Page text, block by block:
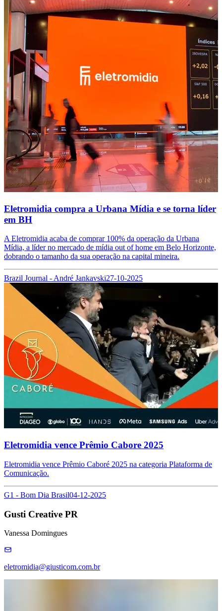
Eletromidia compra a Urbana Mídia e se torna líder
em BH
A Eletromidia acaba de comprar 100% da operação da Urbana
Mídia, a líder no mercado de mídia out of home em Belo Horizonte,
dobrando o tamanho da sua operação na capital mineira.
Brazil Journal - André Jankavski27-10-2025
Eletromidia vence Prêmio Cabore 2025
Eletromidia vence Prêmio Caboré 2025 na categoria Plataforma de
Comunicação.
G1 - Bom Dia Brasil04-12-2025
Gusti Creative PR
Vanessa Domingues
eletromidia@giusticom.com.br